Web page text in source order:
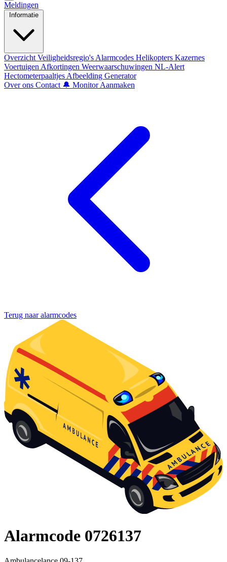
Meldingen
Informatie
Overzicht Veiligheidsregio's Alarmcodes Helikopters Kazernes
Voertuigen Afkortingen Weerwaarschuwingen NL-Alert
Hectometerpaaltjes Afbeelding Generator
Over ons Contact 🔔 Monitor Aanmaken
Terug naar alarmcodes
Alarmcode 0726137